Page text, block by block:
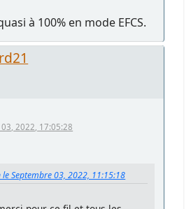
à 100% en mode EFCS.
2022, 17:05:28
Septembre 03, 2022, 11:15:18